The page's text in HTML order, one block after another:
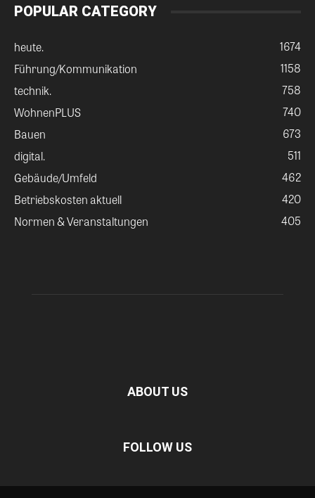
POPULAR CATEGORY
heute.
1674
Führung/Kommunikation
1158
technik.
758
WohnenPLUS
740
Bauen
673
digital.
511
Gebäude/Umfeld
462
Betriebskosten aktuell
420
Normen & Veranstaltungen
405
ABOUT US
FOLLOW US